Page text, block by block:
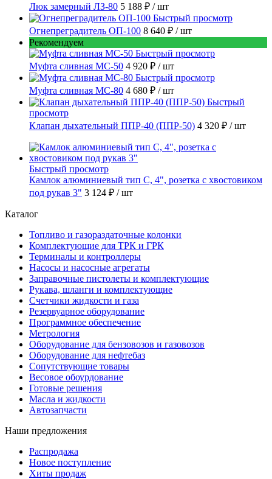
Люк замерный ЛЗ-80 5 188 ₽ / шт
Быстрый просмотр
Огнепреградитель ОП-100 8 640 ₽ / шт
Рекомендуем
Быстрый просмотр
Муфта сливная МС-50 4 920 ₽ / шт
Быстрый просмотр
Муфта сливная МС-80 4 680 ₽ / шт
Быстрый
просмотр
Клапан дыхательный ППР-40 (ППР-50) 4 320 ₽ / шт
Быстрый просмотр
Камлок алюминиевый тип C, 4", розетка с хвостовиком
под рукав 3" 3 124 ₽ / шт
Каталог
Топливо и газораздаточные колонки
Комплектующие для ТРК и ГРК
Терминалы и контроллеры
Насосы и насосные агрегаты
Заправочные пистолеты и комплектующие
Рукава, шланги и комплектующие
Счетчики жидкости и газа
Резервуарное оборудование
Программное обеспечение
Метрология
Оборудование для бензовозов и газовозов
Оборудование для нефтебаз
Сопутствующие товары
Весовое обоурдование
Готовые решения
Масла и жидкости
Автозапчасти
Наши предложения
Распродажа
Новое поступление
Хиты продаж